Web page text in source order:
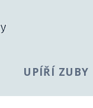
UPÍŘÍ ZUBY